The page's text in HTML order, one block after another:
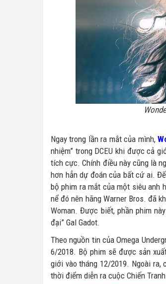
Ngay trong lần ra mắt của mình,
nhiệm” trong DCEU khi được cả
tích cực. Chính điều này cũng là
hơn hẳn dự đoán của bất cứ ai.
bộ phim ra mắt của một siêu anh
nể đó nên hãng Warner Bros. đã
Woman. Được biết, phần phim
đại” Gal Gadot.
Theo nguồn tin của Omega
6/2018. Bộ phim sẽ được sản
giới vào tháng 12/2019. Ngoài ra,
thời điểm diễn ra cuộc Chiến